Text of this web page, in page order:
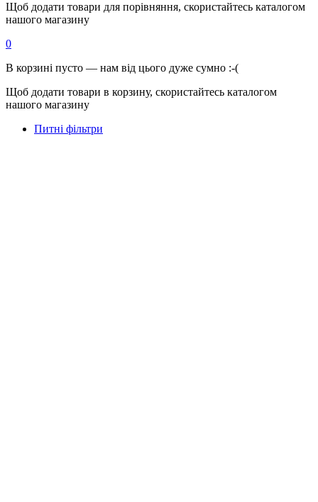
Щоб додати товари для порівняння, скористайтесь каталогом
нашого магазину
0
В корзині пусто — нам від цього дуже сумно :-(
Щоб додати товари в корзину, скористайтесь каталогом
нашого магазину
Питні фільтри